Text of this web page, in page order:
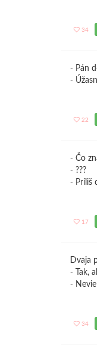
34
- Pán
-
22
- Čo
- ???
- Príliš
17
Dvaja
- Tak,
-
34